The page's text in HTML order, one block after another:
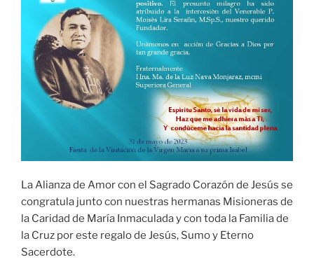
La Alianza de Amor con el Sagrado Corazón de Jesús se
congratula junto con nuestras hermanas Misioneras de
la Caridad de María Inmaculada y con toda la Familia de
la Cruz por este regalo de Jesús, Sumo y Eterno
Sacerdote.